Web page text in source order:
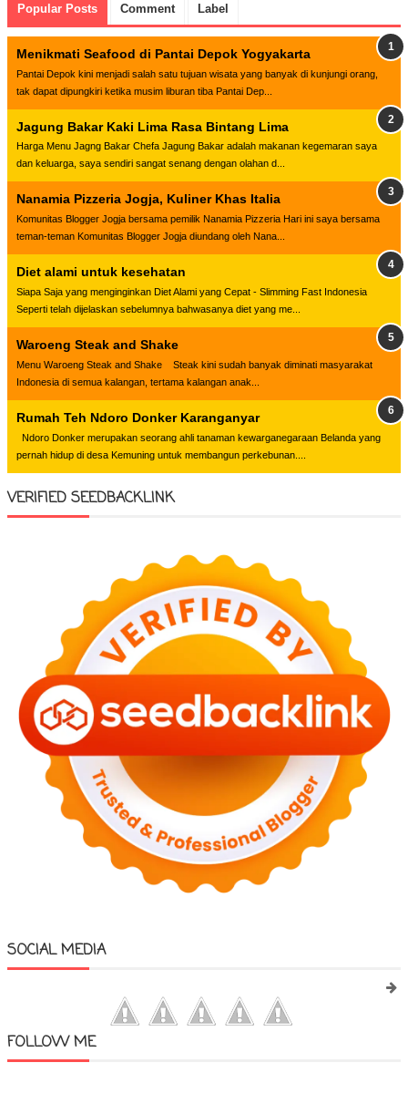
Popular Posts Comment Label
Menikmati Seafood di Pantai Depok Yogyakarta
Pantai Depok kini menjadi salah satu tujuan wisata yang banyak di kunjungi orang,
tak dapat dipungkiri ketika musim liburan tiba Pantai Dep...
Jagung Bakar Kaki Lima Rasa Bintang Lima
Harga Menu Jagng Bakar Chefa Jagung Bakar adalah makanan kegemaran saya
dan keluarga, saya sendiri sangat senang dengan olahan d...
Nanamia Pizzeria Jogja, Kuliner Khas Italia
Komunitas Blogger Jogja bersama pemilik Nanamia Pizzeria Hari ini saya bersama
teman-teman Komunitas Blogger Jogja diundang oleh Nana...
Diet alami untuk kesehatan
Siapa Saja yang menginginkan Diet Alami yang Cepat - Slimming Fast Indonesia
Seperti telah dijelaskan sebelumnya bahwasanya diet yang me...
Waroeng Steak and Shake
Menu Waroeng Steak and Shake Steak kini sudah banyak diminati masyarakat
Indonesia di semua kalangan, tertama kalangan anak...
Rumah Teh Ndoro Donker Karanganyar
Ndoro Donker merupakan seorang ahli tanaman kewarganegaraan Belanda yang
pernah hidup di desa Kemuning untuk membangun perkebunan....
VERIFIED SEEDBACKLINK
SOCIAL MEDIA
FOLLOW ME